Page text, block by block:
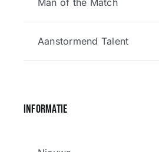
Man of the Match
Aanstormend Talent
Informatie